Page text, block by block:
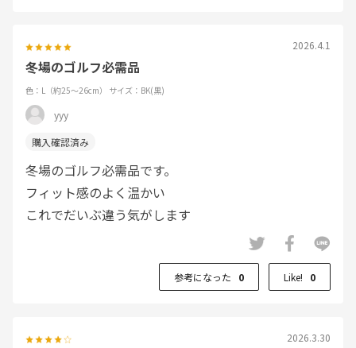
2026.4.1
冬場のゴルフ必需品
色：L（約25～26cm） サイズ：BK(黒)
yyy
冬場のゴルフ必需品です。
フィット感のよく温かい
これでだいぶ違う気がします
参考になった 0 Like! 0
2026.3.30